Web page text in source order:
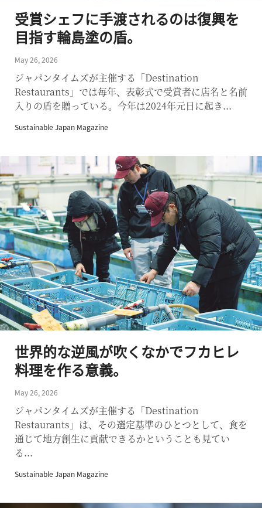
受賞シェフに手渡されるのは復興を
目指す輪島塗の盾。
May 26, 2026
ジャパンタイムズが主催する「Destination
Restaurants」では毎年、表彰式で受賞者に店名と名前
入りの盾を贈っている。今年は2024年元日に起き...
Sustainable Japan Magazine
世界的な逆風が吹くなかでフカヒレ
料理を作る意義。
May 26, 2026
ジャパンタイムズが主催する「Destination
Restaurants」は、その選定基準のひとつとして、食を
通じて地方創生に貢献できるかということも見てい
る...
Sustainable Japan Magazine